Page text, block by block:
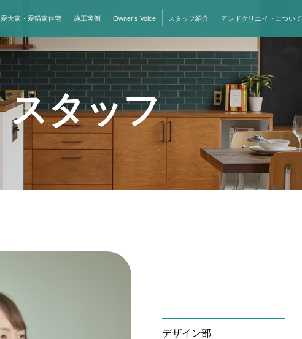
愛犬家・愛猫家住宅 施工実例 Owner’s Voice スタッフ紹介 アンドクリエイトについて
スタッフ
デザイン部